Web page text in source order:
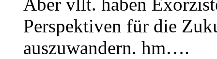
Aber vllt. haben
Perspektiven für die
auszuwandern. hm….